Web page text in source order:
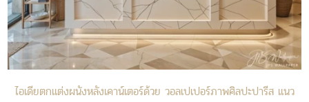
ไอเดียตกแต่งผนังหลังเคาน์เตอร์ด้วย วอลเปเปอร์ภาพศิลปะปารีส แนว